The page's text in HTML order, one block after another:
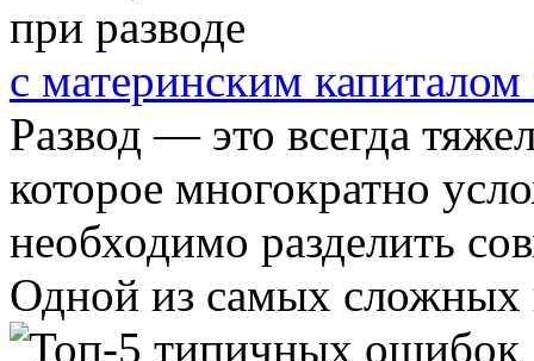
с материнским капиталом
Развод — это всегда
которое многократно
необходимо разделить
Одной из самых сложных